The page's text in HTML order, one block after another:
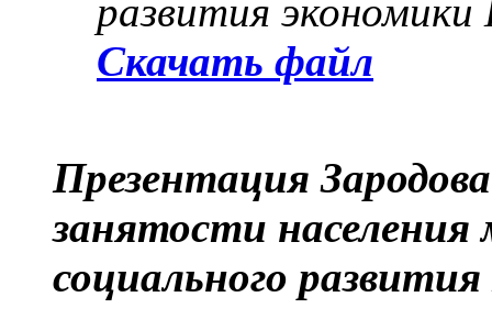
развития экономики
Скачать файл
Презентация
занятости
социального